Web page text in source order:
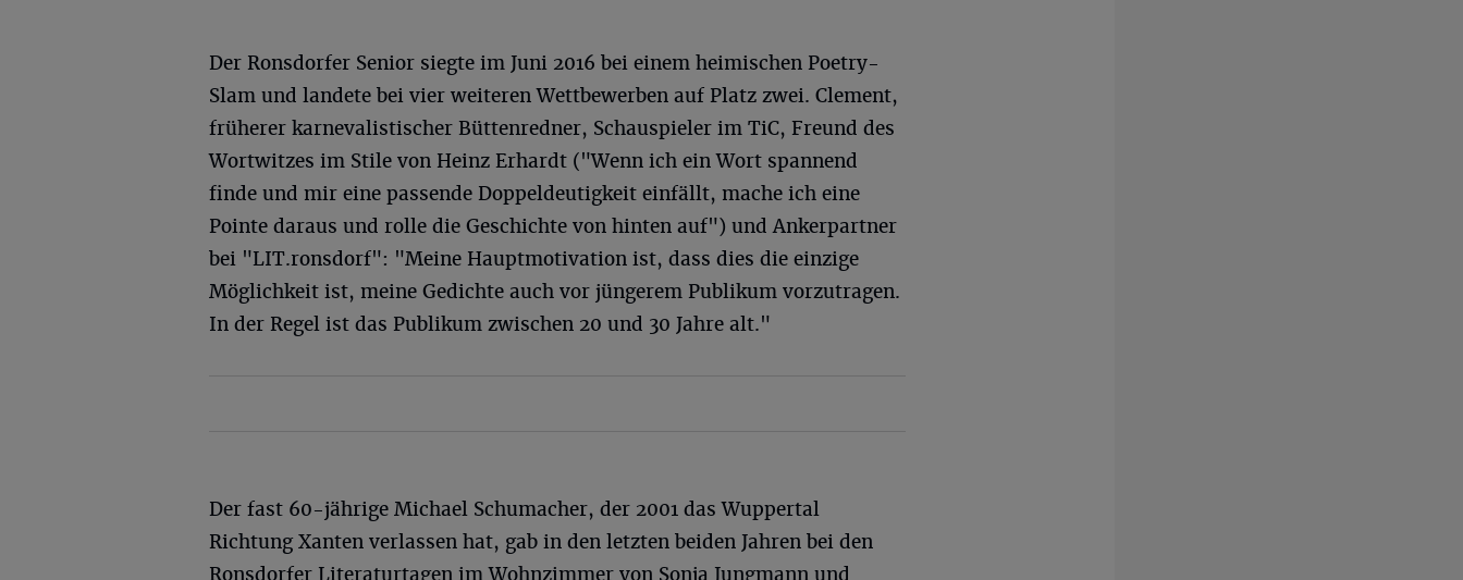
Der Ronsdorfer Senior siegte im Juni 2016 bei einem heimischen Poetry-
Slam und landete bei vier weiteren Wettbewerben auf Platz zwei. Clement,
früherer karnevalistischer Büttenredner, Schauspieler im TiC, Freund des
Wortwitzes im Stile von Heinz Erhardt ("Wenn ich ein Wort spannend
finde und mir eine passende Doppeldeutigkeit einfällt, mache ich eine
Pointe daraus und rolle die Geschichte von hinten auf") und Ankerpartner
bei "LIT.ronsdorf": "Meine Hauptmotivation ist, dass dies die einzige
Möglichkeit ist, meine Gedichte auch vor jüngerem Publikum vorzutragen.
In der Regel ist das Publikum zwischen 20 und 30 Jahre alt."
Der fast 60-jährige Michael Schumacher, der 2001 das Wuppertal
Richtung Xanten verlassen hat, gab in den letzten beiden Jahren bei den
Ronsdorfer Literaturtagen im Wohnzimmer von Sonja Jungmann und